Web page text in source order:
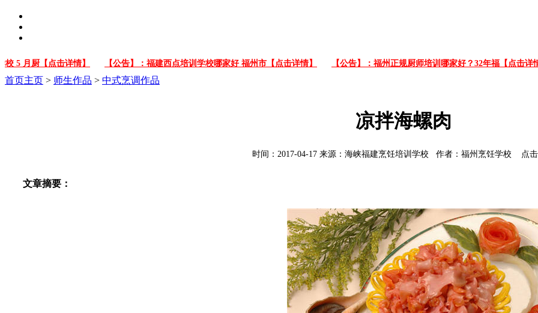
月厨【点击详情】 【公告】：福建西点培训学校哪家好 福州市【点击详情】 【公告】：福州正规厨师培训哪家好？32年福【点击详情】
首页主页 > 师生作品 > 中式烹调作品
凉拌海螺肉
时间：2017-04-17 来源：海峡福建烹饪培训学校 作者：福州烹饪学校 点
文章摘要：